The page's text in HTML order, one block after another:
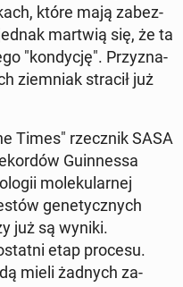
które mają za­bez­
martwią się, że ta
"kon­dy­cję". Przy­zna­
ziem­niak stracił już
Times" rzecz­nik SASA
Gu­in­nes­sa
mo­le­ku­lar­nej
ge­ne­tycz­nych
już są wyniki.
etap procesu.
mieli żadnych za­